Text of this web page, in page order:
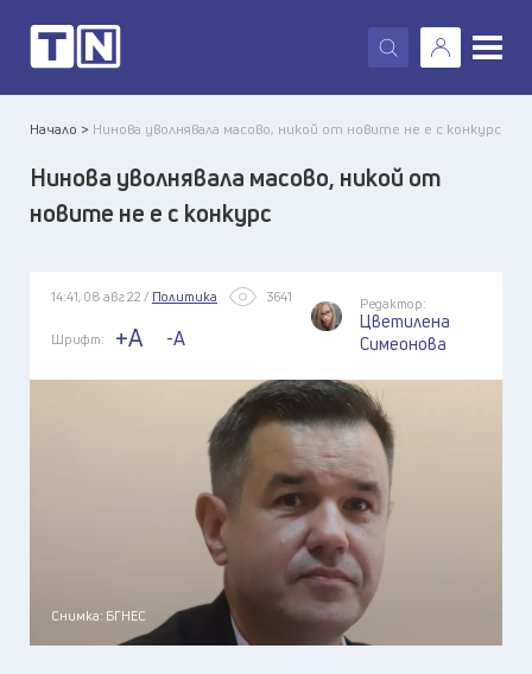
X
Начало > Нинова уволнявала масово, никой от новите не е с конкурс
Нинова уволнявала масово, никой от
новите не е с конкурс
14:41, 08 авг 22 / Политика 3641
Шрифт: +A -A
Редактор:
Цветилена
Симеонова
Снимка: БГНЕС